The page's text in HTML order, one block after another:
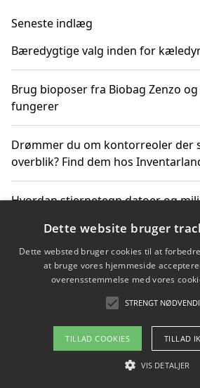
Seneste indlæg
Bæredygtige valg inden for
Brug bioposer fra Biobag Zenzo
fungerer
Drømmer du om kontorreoler der
overblik? Find dem hos
Hvordan stjernetegn datoer og
Bæredygtige gadgets til en
Om / kontakt
Blog
Dette website bruger
Dette websted bruger cookies til at
at bruge vores hjemmeside
overensstemmelse med vores
STRENGT
TILLAD COOKIES TILLAD
VIS DETALJER